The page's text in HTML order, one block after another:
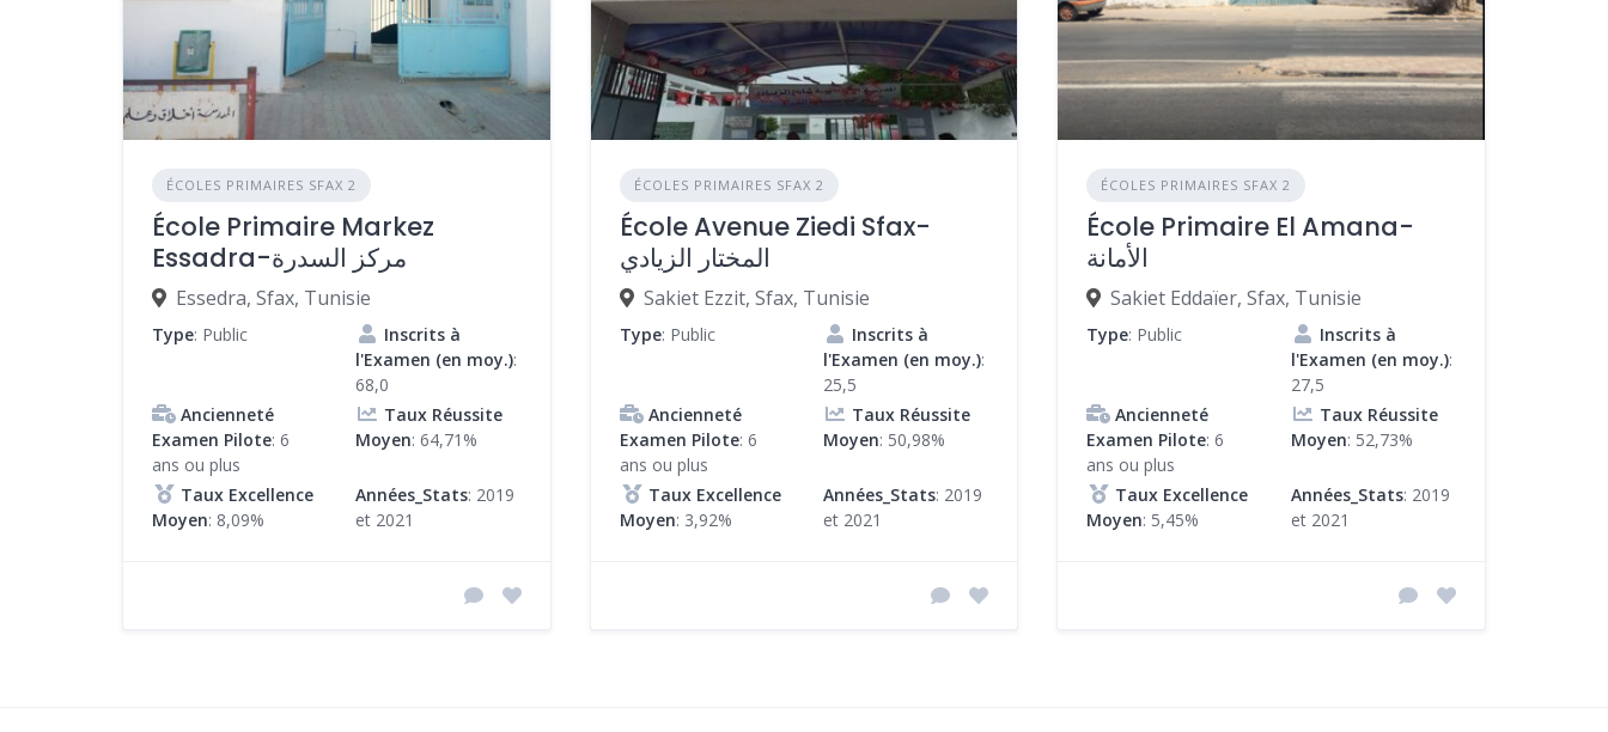
ÉCOLES PRIMAIRES SFAX 2
École Primaire Markez
Essadra-مركز السدرة
Essedra, Sfax, Tunisie
Type: Public
Inscrits à
l'Examen (en moy.):
68,0
Ancienneté
Examen Pilote: 6
ans ou plus
Taux Réussite
Moyen: 64,71%
Taux Excellence
Moyen: 8,09%
Années_Stats: 2019
et 2021
ÉCOLES PRIMAIRES SFAX 2
École Avenue Ziedi Sfax-
المختار الزيادي
Sakiet Ezzit, Sfax, Tunisie
Type: Public
Inscrits à
l'Examen (en moy.):
25,5
Ancienneté
Examen Pilote: 6
ans ou plus
Taux Réussite
Moyen: 50,98%
Taux Excellence
Moyen: 3,92%
Années_Stats: 2019
et 2021
ÉCOLES PRIMAIRES SFAX 2
École Primaire El Amana-
الأمانة
Sakiet Eddaïer, Sfax, Tunisie
Type: Public
Inscrits à
l'Examen (en moy.):
27,5
Ancienneté
Examen Pilote: 6
ans ou plus
Taux Réussite
Moyen: 52,73%
Taux Excellence
Moyen: 5,45%
Années_Stats: 2019
et 2021